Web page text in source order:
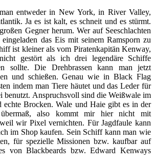
entweder in New York, in River Valley,
Ja es ist kalt, es schneit und es stürmt.
Gegner herum. Wer auf Seeschlachten
das Eis mit seinem Ramsporn zu
ist kleiner als vom Piratenkapitän Kenway,
gestört als ich drei legendäre Schiffe
sollte. Die Drehbrassen kann man jetzt
und schießen. Genau wie in Black Flag
indem man Tiere häutet und das Leder für
benutzt. Anspruchsvoll sind die Weißwale im
echte Brocken. Wale und Haie gibt es in der
also kommt mir hier nicht mit
wir Pixel vernichten. Für Jagdfaule kann
im Shop kaufen. Sein Schiff kann man wie
für spezielle Missionen bzw. kaufbar auf
von Blackbeards bzw. Edward Kenways